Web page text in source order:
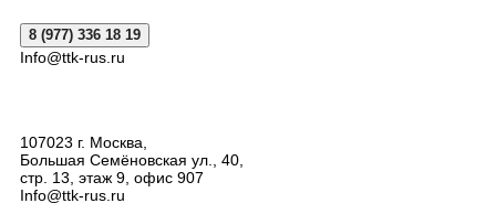
8 (977) 336 18 19
Info@ttk-rus.ru
107023 г. Москва,
Большая Семёновская ул., 40,
стр. 13, этаж 9, офис 907
Info@ttk-rus.ru